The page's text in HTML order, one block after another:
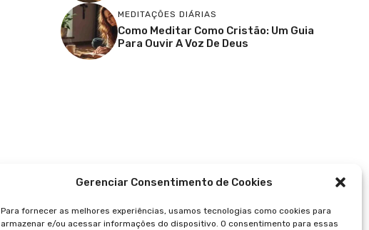
Gerenciar Consentimento de Cookies
Para fornecer as melhores experiências, usamos tecnologias como cookies para
armazenar e/ou acessar informações do dispositivo. O consentimento para essas
MEDITAÇÕES DIÁRIAS
Como Meditar Como Cristão: Um Guia
Para Ouvir A Voz De Deus